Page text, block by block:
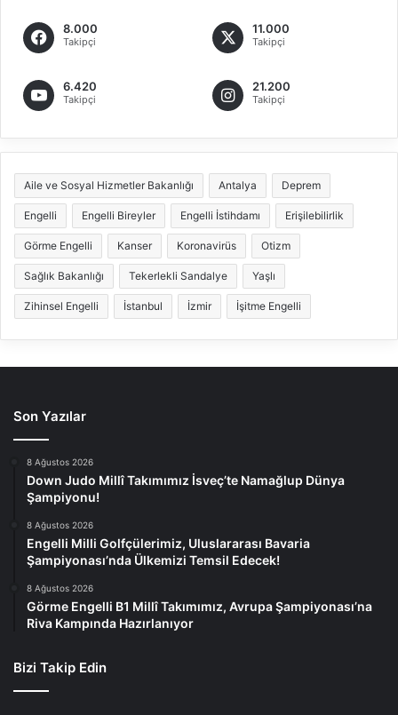
8.000
Takipçi
11.000
Takipçi
6.420
Takipçi
21.200
Takipçi
Aile ve Sosyal Hizmetler Bakanlığı Antalya Deprem
Engelli Engelli Bireyler Engelli İstihdamı Erişilebilirlik
Görme Engelli Kanser Koronavirüs Otizm
Sağlık Bakanlığı Tekerlekli Sandalye Yaşlı
Zihinsel Engelli İstanbul İzmir İşitme Engelli
Son Yazılar
8 Ağustos 2026
Down Judo Millî Takımımız İsveç’te Namağlup Dünya
Şampiyonu!
8 Ağustos 2026
Engelli Milli Golfçülerimiz, Uluslararası Bavaria
Şampiyonası’nda Ülkemizi Temsil Edecek!
8 Ağustos 2026
Görme Engelli B1 Millî Takımımız, Avrupa Şampiyonası’na
Riva Kampında Hazırlanıyor
Bizi Takip Edin